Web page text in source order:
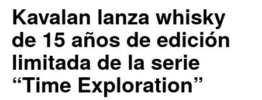
Kavalan lanza whisky
de 15 años de edición
limitada de la serie
“Time Exploration”